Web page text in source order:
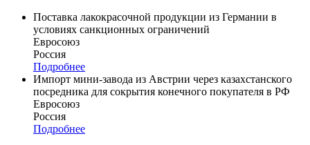
Поставка лакокрасочной продукции из Германии в
условиях санкционных ограничений
Евросоюз
Россия
Подробнее
Импорт мини-завода из Австрии через казахстанского
посредника для сокрытия конечного покупателя в РФ
Евросоюз
Россия
Подробнее